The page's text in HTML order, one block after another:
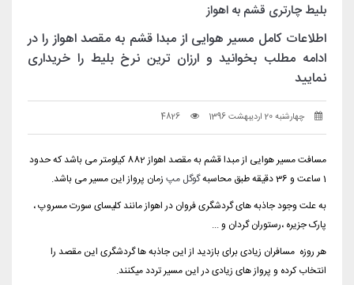
بلیط چارتری قشم به اهواز
اطلاعات کامل مسیر هوایی از مبدا قشم به مقصد اهواز را در
ادامه مطلب بخوانید و ارزان ترین نرخ بلیط را خریداری
نمایید
چهارشنبه 20 اردیبهشت 1396 4826
مسافت مسیر هوایی از مبدا قشم به مقصد اهواز 882 کیلومتر می باشد که حدود
1 ساعت و 36 دقیقه طبق محاسبه
گوگل مپ زمان پرواز این مسیر می باشد.
به علت وجود جاذبه های گردشگری فروان در اهواز مانند کلیسای سورت مسروپ ،
پارک جزیره ،رستوران گردان و ...
هر روزه مسافران زیادی برای بازدید از این جاذبه ها گردشگری این مقصد را
انتخاب کرده و پرواز های زیادی در این مسیر تردد میکنند.